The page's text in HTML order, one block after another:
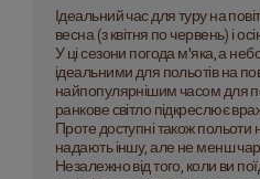
Ідеальний час для туру на
весна (з квітня по червень) і
У ці сезони погода м'яка, а
ідеальними для польотів на
найпопулярнішим часом для
ранкове світло підкреслює
Проте доступні також польоти
надають іншу, але не менш
Незалежно від того, коли ви